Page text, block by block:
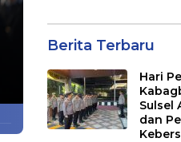
Berita Terbaru
Hari
Sulsel
dan